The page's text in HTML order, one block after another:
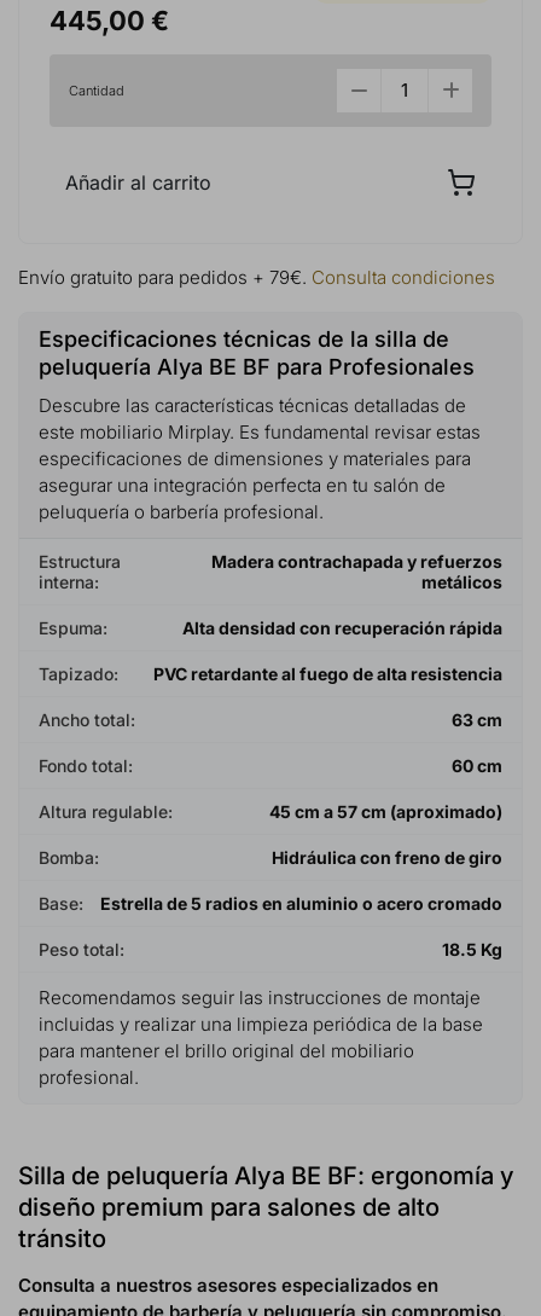
445,00 €
Cantidad
Añadir al carrito
Envío gratuito para pedidos + 79€. Consulta condiciones
Especificaciones técnicas de la silla de
peluquería Alya BE BF para Profesionales
Descubre las características técnicas detalladas de
este mobiliario Mirplay. Es fundamental revisar estas
especificaciones de dimensiones y materiales para
asegurar una integración perfecta en tu salón de
peluquería o barbería profesional.
Estructura
interna:
Madera contrachapada y refuerzos
metálicos
Espuma: Alta densidad con recuperación rápida
Tapizado: PVC retardante al fuego de alta resistencia
Ancho total: 63 cm
Fondo total: 60 cm
Altura regulable: 45 cm a 57 cm (aproximado)
Bomba: Hidráulica con freno de giro
Base: Estrella de 5 radios en aluminio o acero cromado
Peso total: 18.5 Kg
Recomendamos seguir las instrucciones de montaje
incluidas y realizar una limpieza periódica de la base
para mantener el brillo original del mobiliario
profesional.
Silla de peluquería Alya BE BF: ergonomía y
diseño premium para salones de alto
tránsito
Consulta a nuestros asesores especializados en